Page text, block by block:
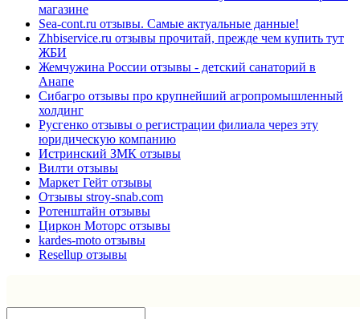
магазине
Sea-cont.ru отзывы. Самые актуальные данные!
Zhbiservice.ru отзывы прочитай, прежде чем купить тут
ЖБИ
Жемчужина России отзывы - детский санаторий в
Анапе
Сибагро отзывы про крупнейший агропромышленный
холдинг
Русгенко отзывы о регистрации филиала через эту
юридическую компанию
Истринский ЗМК отзывы
Вилти отзывы
Маркет Гейт отзывы
Отзывы stroy-snab.com
Ротенштайн отзывы
Циркон Моторс отзывы
kardes-moto отзывы
Resellup отзывы